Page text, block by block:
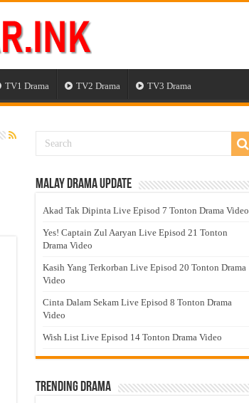
TV1 Drama TV2 Drama TV3 Drama
Malay Drama Update
Akad Tak Dipinta Live Episod 7 Tonton Drama Video
Yes! Captain Zul Aaryan Live Episod 21 Tonton
Drama Video
Kasih Yang Terkorban Live Episod 20 Tonton Drama
Video
Cinta Dalam Sekam Live Episod 8 Tonton Drama
Video
Wish List Live Episod 14 Tonton Drama Video
Trending Drama